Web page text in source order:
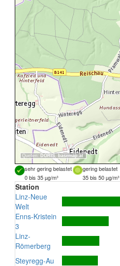
Quellen: DORIS, basemap.at
sehr gering belastet gering belastet
0 bis 35 µg/m³
35 bis 50 µg/m³
Station
Linz-Neue
Welt
Enns-Kristein
3
Linz-
Römerberg
Steyregg-Au